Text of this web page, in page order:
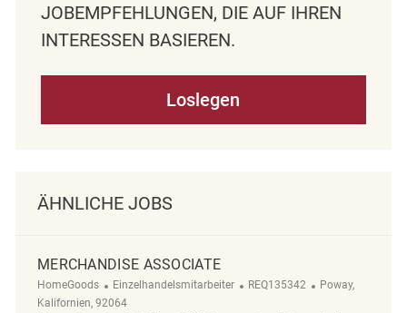
OBEMPFEHLUNGEN, DIE AUF IHREN I
NTERESSEN BASIEREN.
Loslegen
ÄHNLICHE JOBS
MERCHANDISE ASSOCIATE
HomeGoods Kategorie
Einzelhandelsmitarbeiter ReqId
REQ135342 Ort
Poway,
Kalifornien, 92064